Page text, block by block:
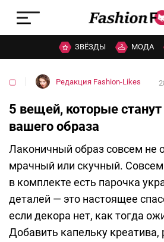
ЗВЁЗДЫ МОДА
▢ Редакция Fashion-Likes
5 вещей, которые
вашего образа
Лаконичный образ совсем не
мрачный или скучный.
в комплекте есть парочка
деталей — это настоящее
если декора нет, как тогда
Добавить капельку креатива,